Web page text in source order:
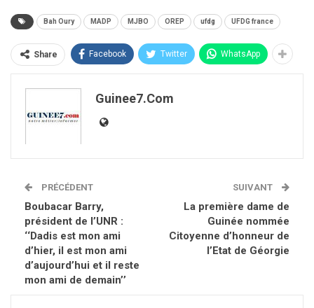
Bah Oury MADP MJBO OREP ufdg UFDG france
Share Facebook Twitter WhatsApp
Guinee7.com
PRÉCÉDENT
Boubacar Barry,
président de l’UNR :
‘‘Dadis est mon ami
d’hier, il est mon ami
d’aujourd’hui et il reste
mon ami de demain’’
SUIVANT
La première dame de
Guinée nommée
Citoyenne d’honneur de
l’Etat de Géorgie